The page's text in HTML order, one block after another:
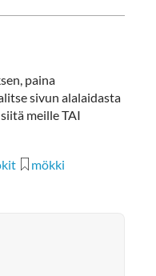
paina
sivun alalaidasta
meille TAI
mökki